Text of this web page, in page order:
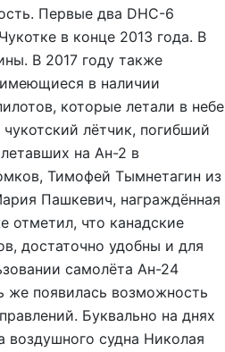
Первые два DHC-6
в конце 2013 года. В
В 2017 году также
имеющиеся в наличии
которые летали в небе
лётчик, погибший
на Ан-2 в
Тимофей Тымнетагин из
Пашкевич, награждённая
отметил, что канадские
достаточно удобны и для
самолёта Ан-24
же появилась возможность
Буквально на днях
судна Николая